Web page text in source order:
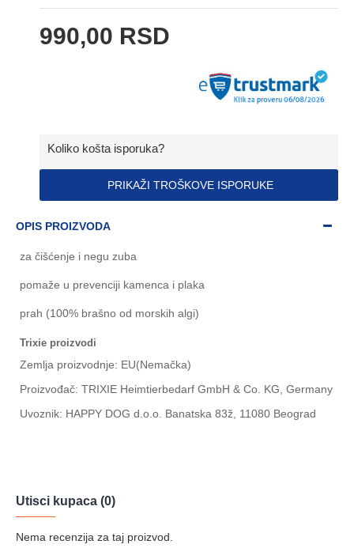
990,00 RSD
Koliko košta isporuka?
PRIKAŽI TROŠKOVE ISPORUKE
OPIS PROIZVODA
za čišćenje i negu zuba
pomaže u prevenciji kamenca i plaka
prah (100% brašno od morskih algi)
Trixie proizvodi
Zemlja proizvodnje: EU(Nemačka)
Proizvođač: TRIXIE Heimtierbedarf GmbH & Co. KG, Germany
Uvoznik: HAPPY DOG d.o.o. Banatska 83ž, 11080 Beograd
Utisci kupaca (0)
Nema recenzija za taj proizvod.